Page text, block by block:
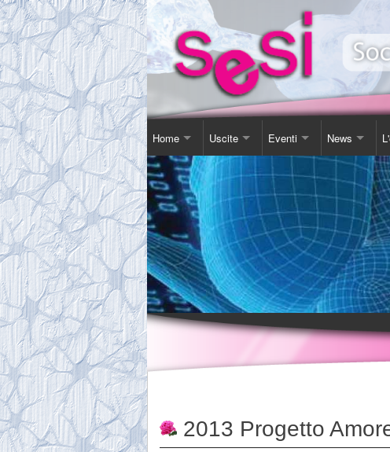
Home
Contatti
Chi Siamo
Comitato
Tassa Sociale
Statuto
Uscite
Corso Soggiorno
Gita Autunnale
Incontri in Piscina
Altro
Eventi
Giornata Inter-Nazionale
Corsi e conferenze
Video Presentazione
Sensibilizzazione
Teatro
News
Agenda
Esposizione
Novita'
2013 Progetto